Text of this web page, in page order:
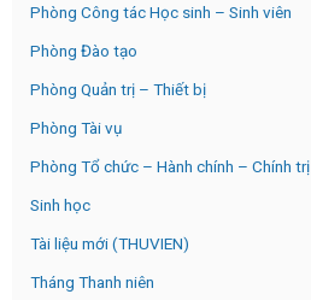
Phòng Công tác Học sinh – Sinh viên
Phòng Đào tạo
Phòng Quản trị – Thiết bị
Phòng Tài vụ
Phòng Tổ chức – Hành chính – Chính trị
Sinh học
Tài liệu mới (THUVIEN)
Tháng Thanh niên